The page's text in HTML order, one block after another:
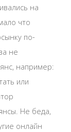
на
что
по-
не
например:
или
Не беда,
онлайн